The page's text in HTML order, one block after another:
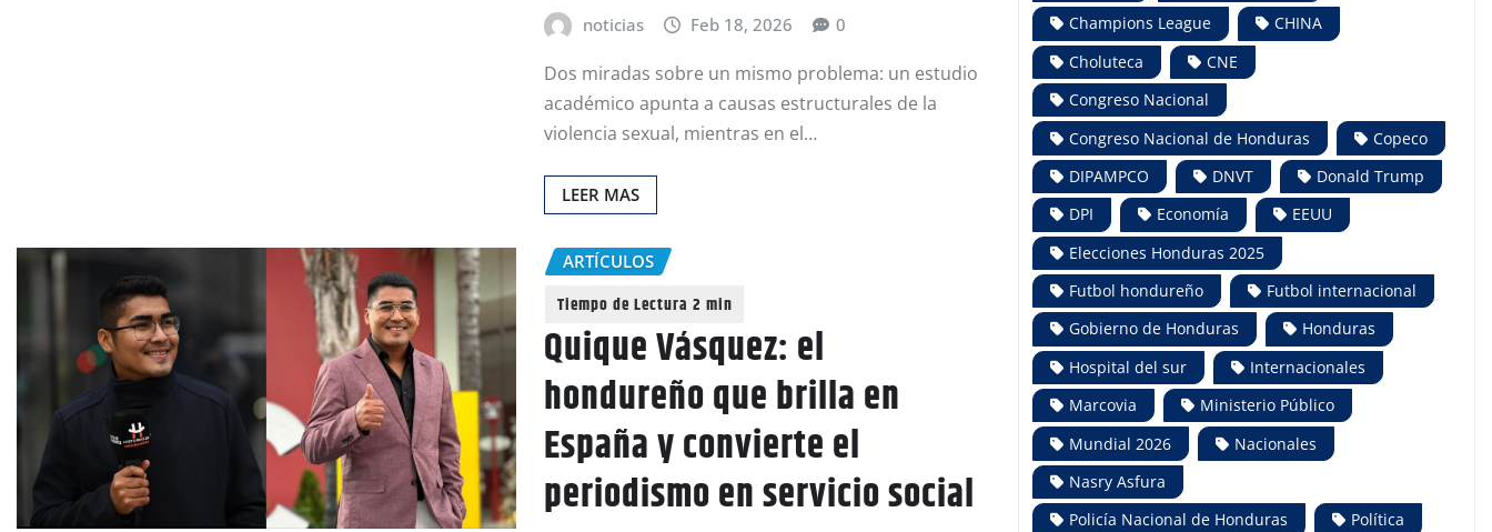
noticias Feb 18, 2026 0
Dos miradas sobre un mismo problema: un estudio
académico apunta a causas estructurales de la
violencia sexual, mientras en el…
LEER MAS
ARTÍCULOS
Quique Vásquez: el
hondureño que brilla en
España y convierte el
periodismo en servicio social
Champions League
CHINA
Choluteca
CNE
Congreso Nacional
Congreso Nacional de Honduras
Copeco
DIPAMPCO
DNVT
Donald Trump
DPI
Economía
EEUU
Elecciones Honduras 2025
Futbol hondureño
Futbol internacional
Gobierno de Honduras
Honduras
Hospital del sur
Internacionales
Marcovia
Ministerio Público
Mundial 2026
Nacionales
Nasry Asfura
Policía Nacional de Honduras
Política